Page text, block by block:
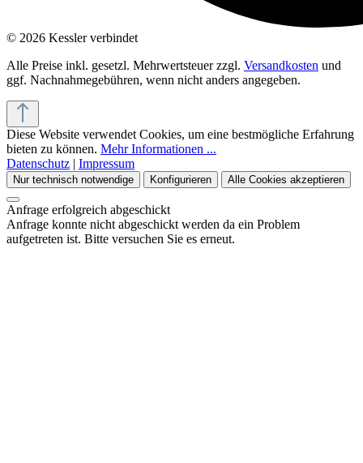
© 2026 Kessler verbindet
Alle Preise inkl. gesetzl. Mehrwertsteuer zzgl. Versandkosten und
ggf. Nachnahmegebühren, wenn nicht anders angegeben.
Diese Website verwendet Cookies, um eine bestmögliche Erfahrung
bieten zu können. Mehr Informationen ...
Datenschutz | Impressum
Nur technisch notwendige Konfigurieren Alle Cookies akzeptieren
Anfrage erfolgreich abgeschickt
Anfrage konnte nicht abgeschickt werden da ein Problem
aufgetreten ist. Bitte versuchen Sie es erneut.